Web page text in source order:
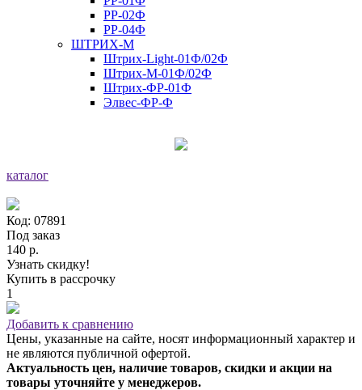
РР-02Ф
РР-04Ф
ШТРИХ-М
Штрих-Light-01Ф/02Ф
Штрих-М-01Ф/02Ф
Штрих-ФР-01Ф
Элвес-ФР-Ф
каталог
Код: 07891
Под заказ
140 р.
Узнать скидку!
Купить в рассрочку
1
Добавить к сравнению
Цены, указанные на сайте, носят информационный характер и
не являются публичной офертой.
Актуальность цен, наличие товаров, скидки и акции на
товары уточняйте у менеджеров.